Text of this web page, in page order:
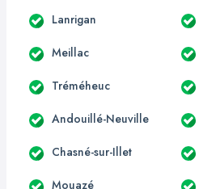
Lanrigan
Meillac
Tréméheuc
Andouillé-Neuville
Chasné-sur-Illet
Mouazé